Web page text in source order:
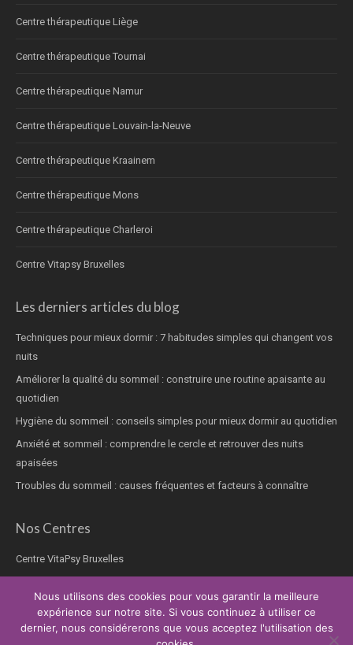
Centre thérapeutique Liège
Centre thérapeutique Tournai
Centre thérapeutique Namur
Centre thérapeutique Louvain-la-Neuve
Centre thérapeutique Kraainem
Centre thérapeutique Mons
Centre thérapeutique Charleroi
Centre Vitapsy Bruxelles
Les derniers articles du blog
Techniques pour mieux dormir : 7 habitudes simples qui changent vos
nuits
Améliorer la qualité du sommeil : construire une routine apaisante au
quotidien
Hygiène du sommeil : conseils simples pour mieux dormir au quotidien
Anxiété et sommeil : comprendre le cercle et retrouver des nuits
apaisées
Troubles du sommeil : causes fréquentes et facteurs à connaître
Nos Centres
Centre VitaPsy Bruxelles
Copyright © 2026.Thérapie trouble du sommeilTous droits réservés.
Nous utilisons des cookies pour vous garantir la meilleure
expérience sur notre site. Si vous continuez à utiliser ce
dernier, nous considérerons que vous acceptez l'utilisation des